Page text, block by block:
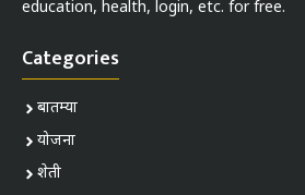
education, health, login, etc. for free.
Categories
बातम्या
योजना
शेती